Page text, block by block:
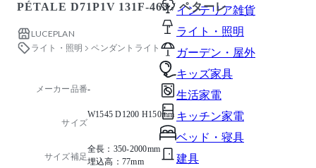
インテリア雑貨
ライト・照明
ガーデン・屋外
キッズ家具
生活家電
キッチン家電
ベッド・寝具
建具
PÉTALE D71P1V 131F-465 / ペターレ
LUCEPLAN
ライト・照明
ペンダントライト
メーカー品番-
サイズ
W1545 D1200 H150mm
サイズ補足
全長：350-2000mm
埋込高：77mm